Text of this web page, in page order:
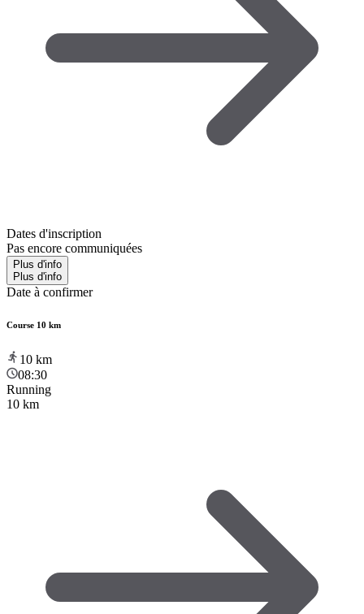
Dates d'inscription
Pas encore communiquées
Plus d'info
Plus d'info
Date à confirmer
Course 10 km
10 km
08:30
Running
10 km